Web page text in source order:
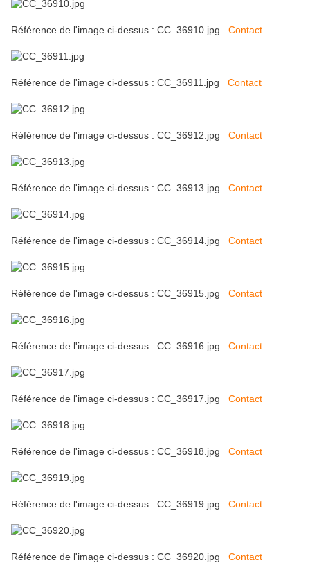
Référence de l'image ci-dessus : CC_36910.jpg Contact
Référence de l'image ci-dessus : CC_36911.jpg Contact
Référence de l'image ci-dessus : CC_36912.jpg Contact
Référence de l'image ci-dessus : CC_36913.jpg Contact
Référence de l'image ci-dessus : CC_36914.jpg Contact
Référence de l'image ci-dessus : CC_36915.jpg Contact
Référence de l'image ci-dessus : CC_36916.jpg Contact
Référence de l'image ci-dessus : CC_36917.jpg Contact
Référence de l'image ci-dessus : CC_36918.jpg Contact
Référence de l'image ci-dessus : CC_36919.jpg Contact
Référence de l'image ci-dessus : CC_36920.jpg Contact